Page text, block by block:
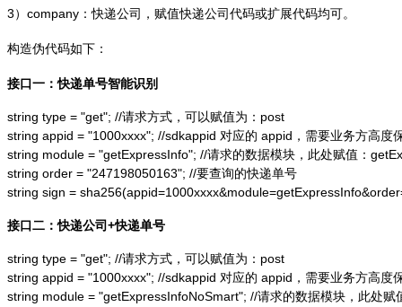
3）company：快递公司，赋值快递公司代码或扩展代码均可。
构造伪代码如下：
接口一：快递单号智能识别
string type = "get"; //请求方式，可以赋值为：post
string appid = "1000xxxx"; //sdkappid 对应的 appid，需要业务方高度
string module = "getExpressInfo"; //请求的数据模块，此处赋值：
string order = "247198050163"; //要查询的快递单号
string sign =
接口二：快递公司+快递单号
string type = "get"; //请求方式，可以赋值为：post
string appid = "1000xxxx"; //sdkappid 对应的 appid，需要业务方高度
string module = "getExpressInfoNoSmart"; //请求的数据模块，此处赋